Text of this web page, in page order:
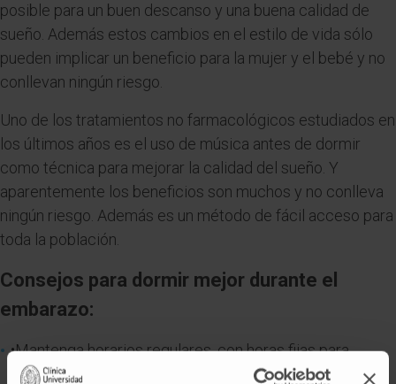
posible para un buen descanso y una buena calidad de
sueño. Además estos cambios en el estilo de vida sólo
pueden implicar un beneficio para la mujer y el bebé y no
conllevan ningún riesgo.
Uno de los tratamientos no farmacológicos estudiados en
los últimos años es el uso de música antes de dormir
como técnica para mejorar la calidad del sueño. Y
aparentemente los beneficios son muchos y no conlleva
ningún riesgo. Además es un método de fácil acceso para
toda la población.
Consejos para dormir mejor durante el
embarazo:
•Mantenga horarios regulares, con horas fijas para
acostarse y para levantarse, apagar la luz.